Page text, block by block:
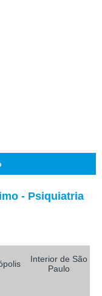
- Psiquiatria
Interior de São
Paulo